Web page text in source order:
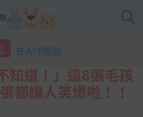
在APP開啟
知道！」這8張毛孩
都讓人笑爆啦！！